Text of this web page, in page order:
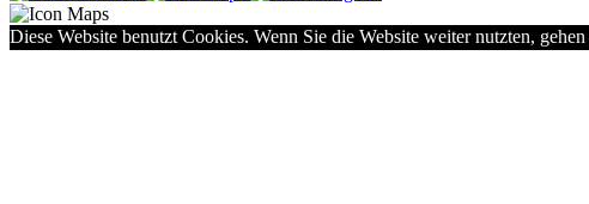
Diese Website benutzt Cookies. Wenn Sie die Website weiter nutzten,